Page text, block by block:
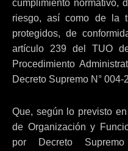
cumplimiento normativo,
riesgo, así como de la
protegidos, de
artículo 239 del TUO
Procedimiento
Decreto Supremo N° 004-
Que, según lo previsto
de Organización y
por Decreto